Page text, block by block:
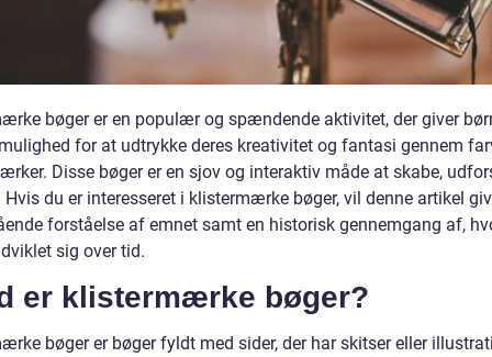
bøger er en populær og spændende aktivitet, der giver
for at udtrykke deres kreativitet og fantasi gennem
Disse bøger er en sjov og interaktiv måde at skabe,
du er interesseret i klistermærke bøger, vil denne artikel
forståelse af emnet samt en historisk gennemgang af,
sig over tid.
er klistermærke bøger?
bøger er bøger fyldt med sider, der har skitser eller